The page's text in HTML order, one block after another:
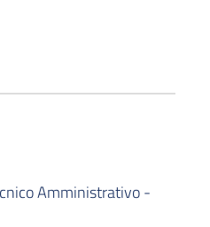
Amministrativo -